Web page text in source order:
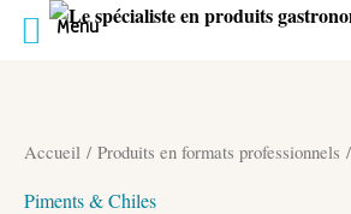
Accueil / Produits en formats professionnels
Piments & Chiles
Menu